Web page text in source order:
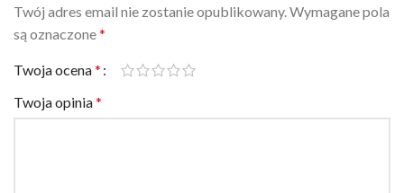
Twój adres email nie zostanie opublikowany. Wymagane pola
są oznaczone*
Twoja ocena*
Twoja opinia*